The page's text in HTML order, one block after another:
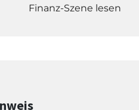
Finanz-Szene lesen